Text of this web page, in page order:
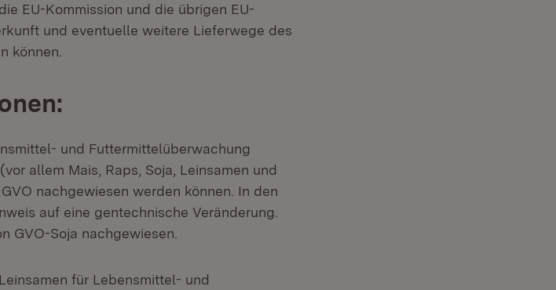
EU-Kommission und die übrigen EU-
und eventuelle weitere Lieferwege des
können.
und Futtermittelüberwachung
allem Mais, Raps, Soja, Leinsamen und
nachgewiesen werden können. In den
auf eine gentechnische Veränderung.
GVO-Soja nachgewiesen.
für Lebensmittel- und